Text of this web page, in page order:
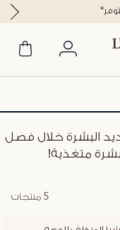
البشرة خلال فصل
متغذية!
5 منتجات